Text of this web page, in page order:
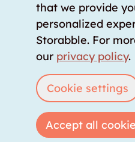
How to calculate the size
How much does a storage
For storage providers
Login List storage
Copyright © 2026 storabble|
that we provide
personalized
Storabble. For
our privacy policy.
Cookie settings
Accept all